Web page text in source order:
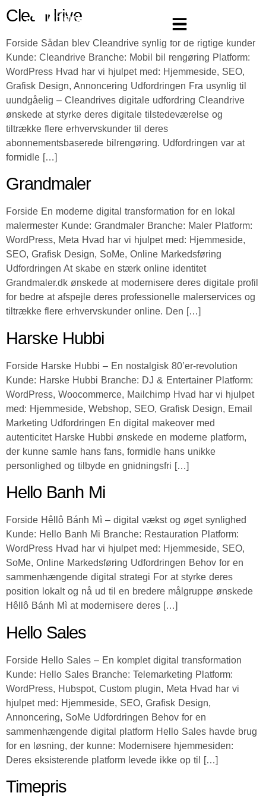
Cleandrive
Forside Sådan blev Cleandrive synlig for de rigtige kunder
Kunde: Cleandrive Branche: Mobil bil rengøring Platform:
WordPress Hvad har vi hjulpet med: Hjemmeside, SEO,
Grafisk Design, Annoncering Udfordringen Fra usynlig til
uundgåelig – Cleandrives digitale udfordring Cleandrive
ønskede at styrke deres digitale tilstedeværelse og
tiltrække flere erhvervskunder til deres
abonnementsbaserede bilrengøring. Udfordringen var at
formidle […]
Grandmaler
Forside En moderne digital transformation for en lokal
malermester Kunde: Grandmaler Branche: Maler Platform:
WordPress, Meta Hvad har vi hjulpet med: Hjemmeside,
SEO, Grafisk Design, SoMe, Online Markedsføring
Udfordringen At skabe en stærk online identitet
Grandmaler.dk ønskede at modernisere deres digitale profil
for bedre at afspejle deres professionelle malerservices og
tiltrække flere erhvervskunder online. Den […]
Harske Hubbi
Forside Harske Hubbi – En nostalgisk 80’er-revolution
Kunde: Harske Hubbi Branche: DJ & Entertainer Platform:
WordPress, Woocommerce, Mailchimp Hvad har vi hjulpet
med: Hjemmeside, Webshop, SEO, Grafisk Design, Email
Marketing Udfordringen En digital makeover med
autenticitet Harske Hubbi ønskede en moderne platform,
der kunne samle hans fans, formidle hans unikke
personlighed og tilbyde en gnidningsfri […]
Hello Banh Mi
Forside Hêllô Bánh Mì – digital vækst og øget synlighed
Kunde: Hello Banh Mi Branche: Restauration Platform:
WordPress Hvad har vi hjulpet med: Hjemmeside, SEO,
SoMe, Online Markedsføring Udfordringen Behov for en
sammenhængende digital strategi For at styrke deres
position lokalt og nå ud til en bredere målgruppe ønskede
Hêllô Bánh Mì at modernisere deres […]
Hello Sales
Forside Hello Sales – En komplet digital transformation
Kunde: Hello Sales Branche: Telemarketing Platform:
WordPress, Hubspot, Custom plugin, Meta Hvad har vi
hjulpet med: Hjemmeside, SEO, Grafisk Design,
Annoncering, SoMe Udfordringen Behov for en
sammenhængende digital platform Hello Sales havde brug
for en løsning, der kunne: Modernisere hjemmesiden:
Deres eksisterende platform levede ikke op til […]
Timepris